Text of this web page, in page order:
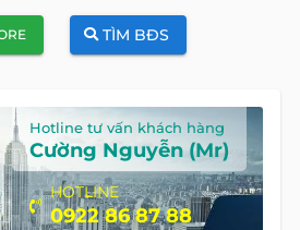
TÌM BĐS
Hotline tư vấn khách hàng
Cường Nguyễn (Mr)
HOTLINE
0922 86 87 88